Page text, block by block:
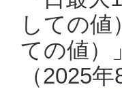
しての値
ての値）
（2025年